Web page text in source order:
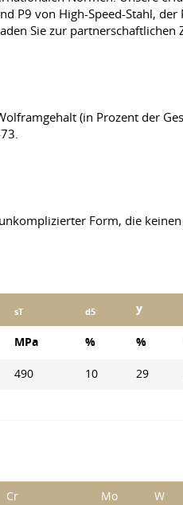
P9 von High-Speed-Stahl,
Sie zur partnerschaftlichen
(in Prozent der
Form, die
sT d5 y
MPa % %
490 10 29
Cr Mo W